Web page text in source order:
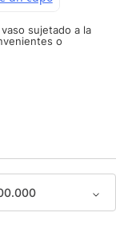
sujetado a la
o